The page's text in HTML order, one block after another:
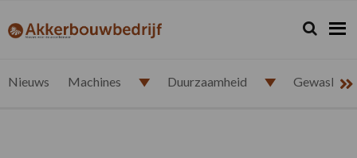
de
de
de
de
akkerbouwbedrijf.nl Zoeken...
Zoek
Nieuws Machines Duurzaamheid